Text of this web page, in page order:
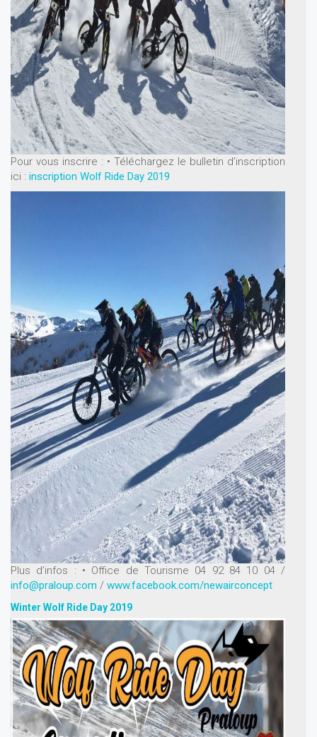
Pour vous inscrire : • Téléchargez le bulletin d’inscription
ici : inscription Wolf Ride Day 2019
Plus d’infos : • Office de Tourisme 04 92 84 10 04 /
info@praloup.com / www.facebook.com/newairconcept
Winter Wolf Ride Day 2019